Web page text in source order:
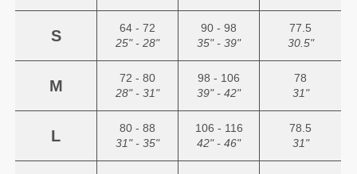
S
64 - 72
25" - 28"
90 - 98
35" - 39"
77.5
30.5"
M
72 - 80
28" - 31"
98 - 106
39" - 42"
78
31"
L
80 - 88
31" - 35"
106 - 116
42" - 46"
78.5
31"